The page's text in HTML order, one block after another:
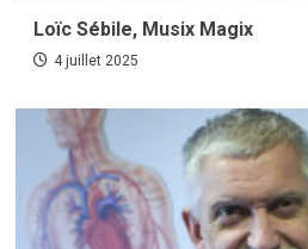
Loïc Sébile, Musix Magix
4 juillet 2025